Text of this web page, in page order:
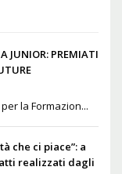
JUNIOR: PREMIATI
la Formazion...
che ci piace”: a
realizzati dagli